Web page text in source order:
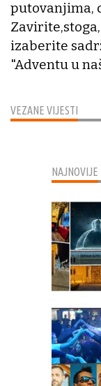
VEZANE VIJESTI
putovanjima,
izaberite
"Adventu u
NAJNOVIJE